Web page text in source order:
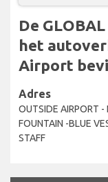
De
het
Airport
Adres
OUTSIDE AIRPORT -
FOUNTAIN -BLUE
STAFF